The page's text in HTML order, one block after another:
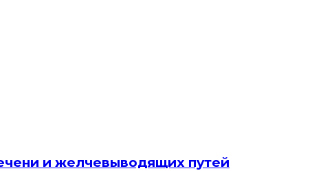
и желчевыводящих путей